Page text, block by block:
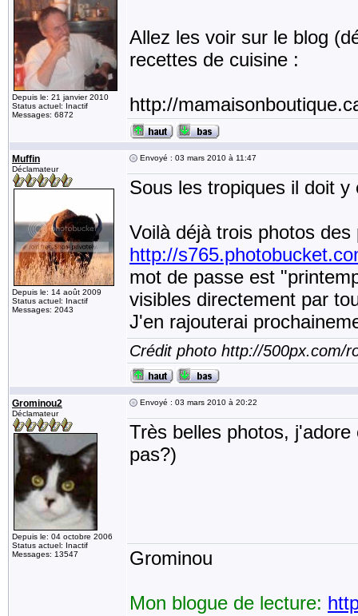
Depuis le: 21 janvier 2010
Status actuel: Inactif
Messages: 6872
Allez les voir sur le blog
recettes de cuisine :
http://
Muffin
Déclamateur
Depuis le: 14 août 2009
Status actuel: Inactif
Messages: 2043
Envoyé : 03 mars 2010 à 11:47
Sous les tropiques il doit
Voilà déjà trois photos
http://
mot de passe est
visibles directement par
J'en rajouterai
Crédit photo http://500px.com/
Grominou2
Déclamateur
Depuis le: 04 octobre 2006
Status actuel: Inactif
Messages: 13547
Envoyé : 03 mars 2010 à 20:22
Très belles photos,
pas?)
Grominou
Mon blogue de lecture: